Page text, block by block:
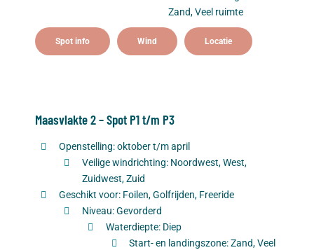
Zand, Veel ruimte
Spot info Wind Locatie
Maasvlakte 2 – Spot P1 t/m P3
Openstelling: oktober t/m april
Veilige windrichting: Noordwest, West,
Zuidwest, Zuid
Geschikt voor: Foilen, Golfrijden, Freeride
Niveau: Gevorderd
Waterdiepte: Diep
Start- en landingszone: Zand, Veel